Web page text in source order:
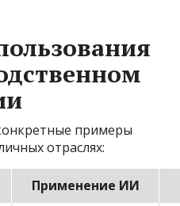
примеры
отраслях:
Применение ИИ